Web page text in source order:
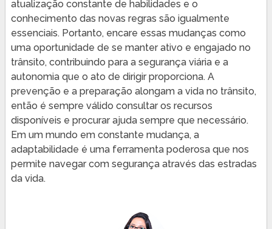
atualização constante de habilidades e o
conhecimento das novas regras são igualmente
essenciais. Portanto, encare essas mudanças como
uma oportunidade de se manter ativo e engajado no
trânsito, contribuindo para a segurança viária e a
autonomia que o ato de dirigir proporciona. A
prevenção e a preparação alongam a vida no trânsito,
então é sempre válido consultar os recursos
disponíveis e procurar ajuda sempre que necessário.
Em um mundo em constante mudança, a
adaptabilidade é uma ferramenta poderosa que nos
permite navegar com segurança através das estradas
da vida.